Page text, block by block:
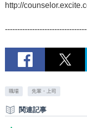
http://
職場 先輩・上司
関連記事